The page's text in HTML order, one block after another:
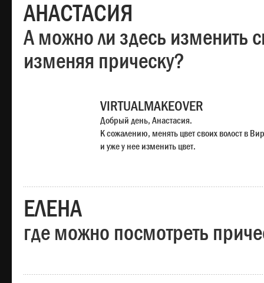
АНАСТАСИЯ
А можно ли здесь изменить
изменяя прическу?
VIRTUALMAKEOVER
Добрый день, Анастасия.
К сожалению, менять цвет своих волост в
и уже у нее изменить цвет.
ЕЛЕНА
где можно посмотреть